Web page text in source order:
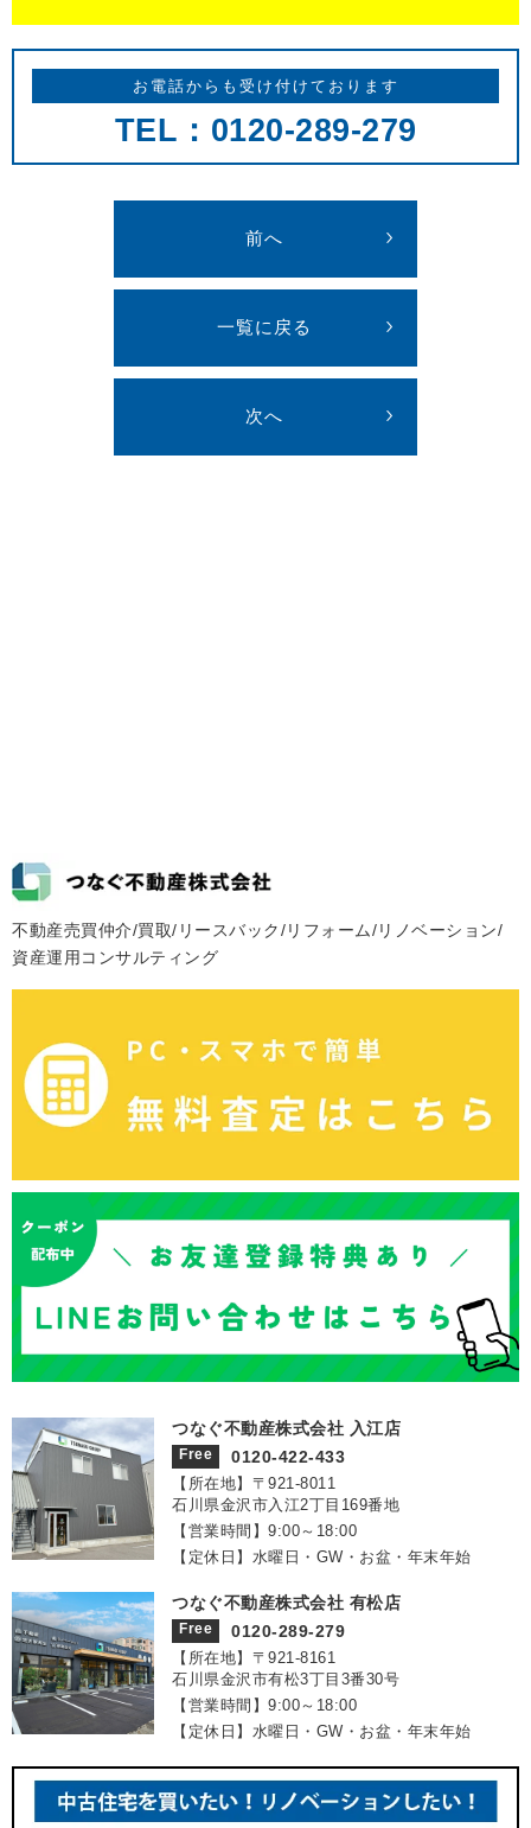
お電話からも受け付けております
TEL：0120-289-279
前へ
一覧に戻る
次へ
不動産売買仲介/買取/リースバック/リフォーム/リノベーション/
資産運用コンサルティング
つなぐ不動産株式会社 入江店
Free 0120-422-433
【所在地】〒921‐8011
石川県金沢市入江2丁目169番地
【営業時間】9:00～18:00
【定休日】水曜日・GW・お盆・年末年始
つなぐ不動産株式会社 有松店
Free 0120-289-279
【所在地】〒921‐8161
石川県金沢市有松3丁目3番30号
【営業時間】9:00～18:00
【定休日】水曜日・GW・お盆・年末年始